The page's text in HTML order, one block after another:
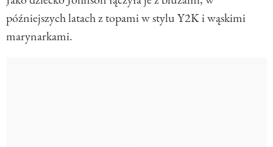
późniejszych latach z topami w stylu Y2K i wąskimi
marynarkami.